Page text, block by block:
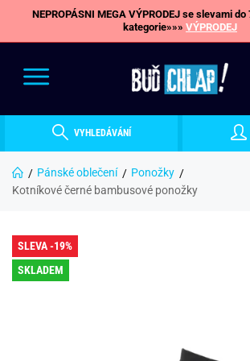
NEPROPÁSNI MEGA VÝPRODEJ se slevami
kategorie»»» VÝPRODEJ
VYHLEDÁVÁNÍ
Pánské oblečení
Ponožky
Kotníkové černé bambusové ponožky
SLEVA -19%
SKLADEM